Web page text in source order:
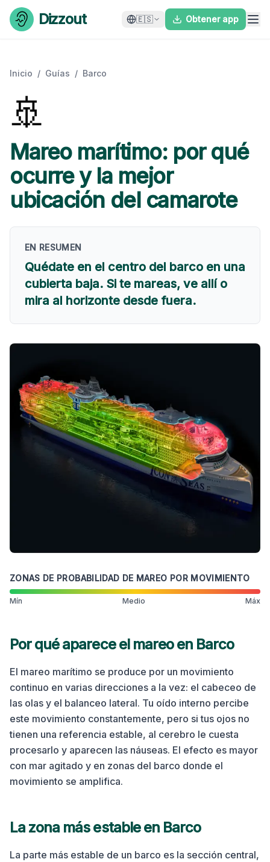
Skip to content
Dizzout 🇪🇸 Obtener app
Inicio / Guías / Barco
🚢
Mareo marítimo: por qué
ocurre y la mejor
ubicación del camarote
EN RESUMEN
Quédate en el centro del barco en una
cubierta baja. Si te mareas, ve allí o
mira al horizonte desde fuera.
ZONAS DE PROBABILIDAD DE MAREO POR MOVIMIENTO
Mín Medio Máx
Por qué aparece el mareo en Barco
El mareo marítimo se produce por un movimiento
continuo en varias direcciones a la vez: el cabeceo de
las olas y el balanceo lateral. Tu oído interno percibe
este movimiento constantemente, pero si tus ojos no
tienen una referencia estable, al cerebro le cuesta
procesarlo y aparecen las náuseas. El efecto es mayor
con mar agitado y en zonas del barco donde el
movimiento se amplifica.
La zona más estable en Barco
La parte más estable de un barco es la sección central,